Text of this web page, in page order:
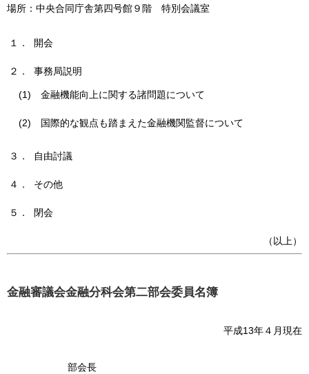
場所：中央合同庁舎第四号館９階 特別会議室
１． 開会
２． 事務局説明
(1) 金融機能向上に関する諸問題について
(2) 国際的な観点も踏まえた金融機関監督について
３． 自由討議
４． その他
５． 閉会
（以上）
金融審議会金融分科会第二部会委員名簿
平成13年４月現在
部会長